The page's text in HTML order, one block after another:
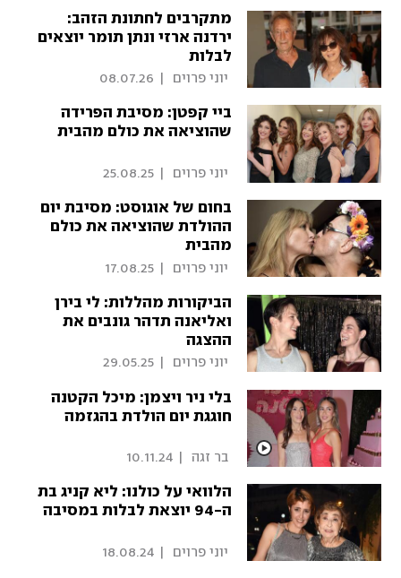
מתקרבים לחתונת הזהב:
ירדנה ארזי ונתן תומר יוצאים
לבלות
יוני פרוים 08.07.26
ביי קפטן: מסיבת הפרידה
שהוציאה את כולם מהבית
יוני פרוים 25.08.25
בחום של אוגוסט: מסיבת יום
ההולדת שהוציאה את כולם
מהבית
יוני פרוים 17.08.25
הביקורות מהללות: לי בירן
ואליאנה תדהר גונבים את
ההצגה
יוני פרוים 29.05.25
בלי ניר ויצמן: מיכל הקטנה
חוגגת יום הולדת בהגזמה
בר זגה 10.11.24
הלוואי על כולנו: ליא קניג בת
ה-94 יוצאת לבלות במסיבה
יוני פרוים 18.08.24